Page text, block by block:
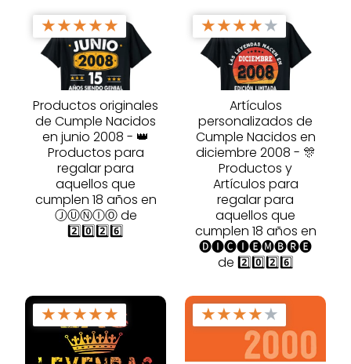
★★★★★
Productos originales
de Cumple Nacidos
en junio 2008 - 👑
Productos para
regalar para
aquellos que
cumplen 18 años en
ⒿⓊⓃⒾⓄ de
2️⃣0️⃣2️⃣6️⃣
★★★★★
Artículos
personalizados de
Cumple Nacidos en
diciembre 2008 - 🎊
Productos y
Artículos para
regalar para
aquellos que
cumplen 18 años en
🅓🅘🅒🅘🅔🅜🅑🅡🅔
de 2️⃣0️⃣2️⃣6️⃣
★★★★★ ★★★★★